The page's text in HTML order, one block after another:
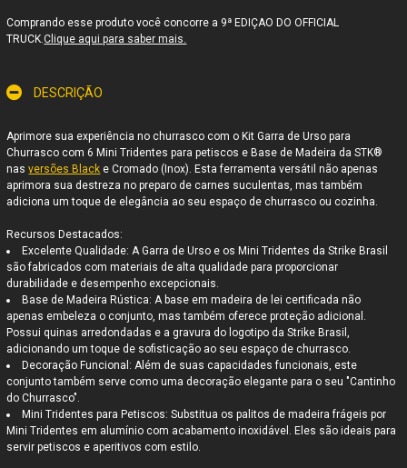
Comprando esse produto você concorre a 9ª EDIÇAO DO OFFICIAL
TRUCK.Clique aqui para saber mais.
DESCRIÇÃO
Aprimore sua experiência no churrasco com o Kit Garra de Urso para
Churrasco com 6 Mini Tridentes para petiscos e Base de Madeira da STK®
nasversões Black e Cromado (Inox). Esta ferramenta versátil não apenas
aprimora sua destreza no preparo de carnes suculentas, mas também
adiciona um toque de elegância ao seu espaço de churrasco ou cozinha.
Recursos Destacados:
Excelente Qualidade: A Garra de Urso e os Mini Tridentes da Strike Brasil
são fabricados com materiais de alta qualidade para proporcionar
durabilidade e desempenho excepcionais.
Base de Madeira Rústica: A base em madeira de lei certificada não
apenas embeleza o conjunto, mas também oferece proteção adicional.
Possui quinas arredondadas e a gravura do logotipo da Strike Brasil,
adicionando um toque de sofisticação ao seu espaço de churrasco.
Decoração Funcional : Além de suas capacidades funcionais, este
conjunto também serve como uma decoração elegante para o seu "Cantinho
do Churrasco".
Mini Tridentes para Petiscos: Substitua os palitos de madeira frágeis por
Mini Tridentes em alumínio com acabamento inoxidável. Eles são ideais para
servir petiscos e aperitivos com estilo.